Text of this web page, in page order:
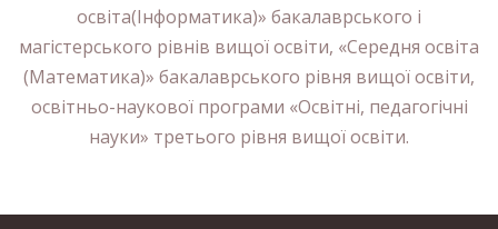
освіта(Інформатика)» бакалаврського і
магістерського рівнів вищої освіти, «Середня освіта
(Математика)» бакалаврського рівня вищої освіти,
освітньо-наукової програми «Освітні, педагогічні
науки» третього рівня вищої освіти.